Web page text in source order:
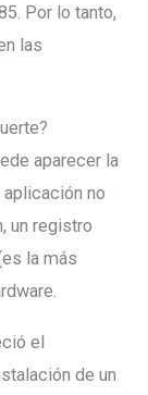
Por lo tanto,
las
aparecer la
no
un registro
la más
el
de un